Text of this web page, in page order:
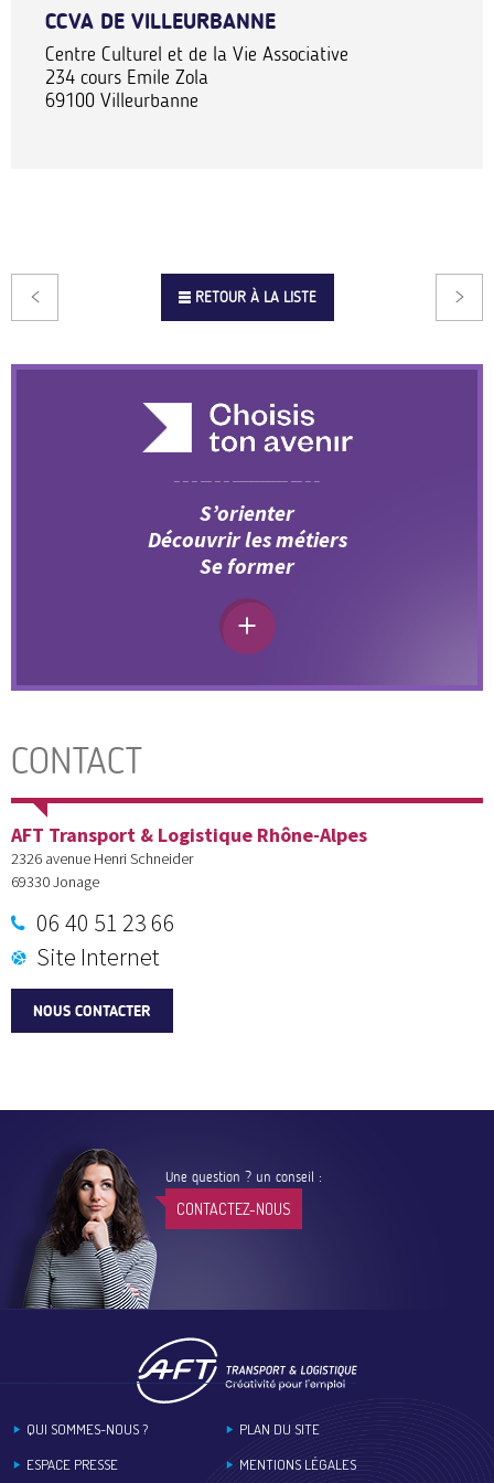
CCVA DE VILLEURBANNE
Centre Culturel et de la Vie Associative
234 cours Emile Zola
69100 Villeurbanne
RETOUR À LA LISTE
S’orienter
Découvrir les métiers
Se former
CONTACT
AFT Transport & Logistique Rhône-Alpes
2326 avenue Henri Schneider
69330Jonage
06 40 51 23 66
Site Internet
NOUS CONTACTER
Une question ? un conseil :
CONTACTEZ-NOUS
QUI SOMMES-NOUS ?
ESPACE PRESSE
PLAN DU SITE
MENTIONS LÉGALES